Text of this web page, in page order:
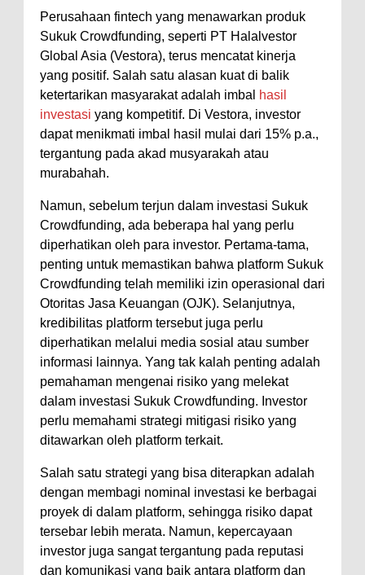
Perusahaan fintech yang menawarkan produk
Sukuk Crowdfunding, seperti PT Halalvestor
Global Asia (Vestora), terus mencatat kinerja
yang positif. Salah satu alasan kuat di balik
ketertarikan masyarakat adalah imbal
hasil
investasi yang kompetitif. Di Vestora, investor
dapat menikmati imbal hasil mulai dari 15% p.a.,
tergantung pada akad musyarakah atau
murabahah.
Namun, sebelum terjun dalam investasi Sukuk
Crowdfunding, ada beberapa hal yang perlu
diperhatikan oleh para investor. Pertama-tama,
penting untuk memastikan bahwa platform Sukuk
Crowdfunding telah memiliki izin operasional dari
Otoritas Jasa Keuangan (OJK). Selanjutnya,
kredibilitas platform tersebut juga perlu
diperhatikan melalui media sosial atau sumber
informasi lainnya. Yang tak kalah penting adalah
pemahaman mengenai risiko yang melekat
dalam investasi Sukuk Crowdfunding. Investor
perlu memahami strategi mitigasi risiko yang
ditawarkan oleh platform terkait.
Salah satu strategi yang bisa diterapkan adalah
dengan membagi nominal investasi ke berbagai
proyek di dalam platform, sehingga risiko dapat
tersebar lebih merata. Namun, kepercayaan
investor juga sangat tergantung pada reputasi
dan komunikasi yang baik antara platform dan